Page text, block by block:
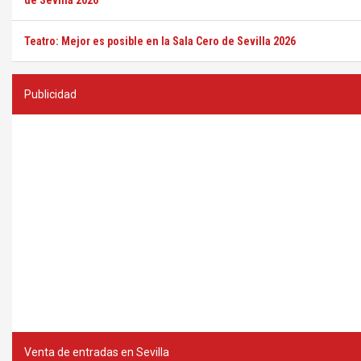
Teatro: Mejor es posible en la Sala Cero de Sevilla 2026
Publicidad
Venta de entradas en Sevilla